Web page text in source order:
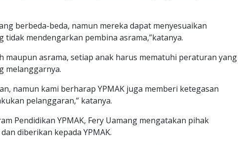
berbeda-beda, namun mereka dapat menyesuaikan
tidak mendengarkan pembina asrama,”katanya.
maupun asrama, setiap anak harus mematuhi peraturan yang
melanggarnya.
namun kami berharap YPMAK juga memberi ketegasan
pelanggaran,” katanya.
Pendidikan YPMAK, Fery Uamang mengatakan pihak
diberikan kepada YPMAK.